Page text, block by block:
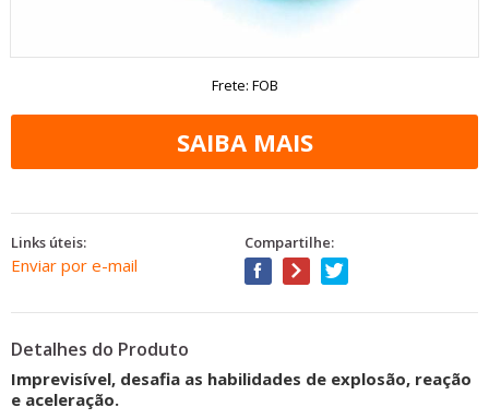
Frete: FOB
Links úteis:
Enviar por e-mail
Compartilhe:
Detalhes do Produto
Imprevisível, desafia as habilidades de explosão, reação
e aceleração.